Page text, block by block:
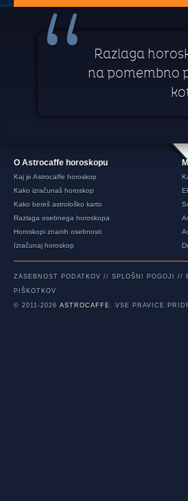
“
Razlaga
na pomembno
O Astrocaffe horoskopu
Kaj je Astrocaffe horoskop
Kako izračunaš horoskop
Kako bereš astrološko karto
Razlaga osebnega horoskopa
Horoskopi znanih osebnosti
Izračunaj horoskop
ZASEBNOST PODATKOV // SPLOŠNI POGOJI //
PIŠKOTKOV
© 2011-2026 ASTROCAFFE. VSE PRAVICE